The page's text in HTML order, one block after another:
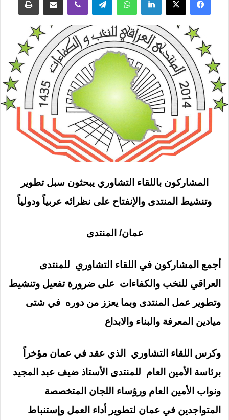
المشاركون باللقاء التشاوري يبحثون سبل تطوير
وتنشيط المنتدى والإنفتاح على نظرائه عربياً ودولياً
عمان/ المنتدى
أجمع المشاركون في اللقاء التشاوري للمنتدى
العراقي للنخب والكفاءات على ضرورة تفعيل وتنشيط
وتطوير عمل المنتدى وبما يعزز من دوره في شتى
ميادين المعرفة والبناء والابداع
وكرس اللقاء التشاوري الذي عقد في عمان مؤخراً
برئاسة الأمين العام للمنتدى الأستاذ ضيف عبد المجيد
ونواب الأمين العام ورؤساء اللجان المتخصصة
المتواجدين في عمان لتطوير أداء العمل وإستنباط